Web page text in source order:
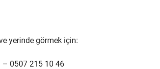
yerinde görmek için:
– 0507 215 10 46